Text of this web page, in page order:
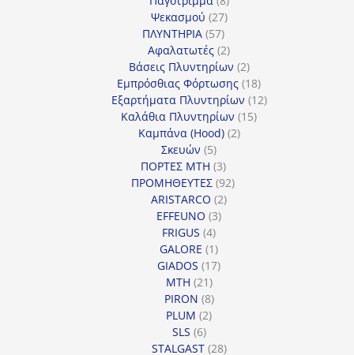
προϊόντα
Ψεκασμού 2727
προϊόντα
ΠΛΥΝΤΗΡΙΑ 5757
προϊόντα
Αφαλατωτές 22
προϊόντα
Βάσεις Πλυντηρίων 22
προϊόντα
Εμπρόσθιας Φόρτωσης 1818
προϊόντα
Εξαρτήματα Πλυντηρίων 1212
Καλάθια Πλυντηρίων 1515
Καμπάνα (Hood) 22
Σκευών 55
προϊόντα
ΠΟΡΤΕΣ MTH 33
προϊόντα
ΠΡΟΜΗΘΕΥΤΕΣ 9292
ARISTARCO 22
EFFEUNO 33
FRIGUS 44
προϊόντα
GALORE 11
προϊόν
GIADOS 1717
MTH 2121
προϊόντα
PIRON 88
προϊόντα
PLUM 22
SLS 66
προϊόντα
STALGAST 2828